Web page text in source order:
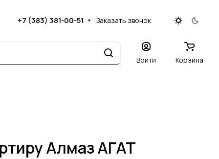
+7 (383) 381-00-51 Заказать звонок
Войти Корзина
Алмаз АГАТ